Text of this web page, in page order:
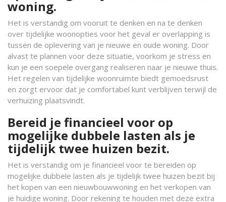
woning.
Het is verstandig om vooruit te denken en na te denken
over tijdelijke woonopties voor het geval er overlapping is
tussen de oplevering van je nieuwe en oude woning. Door
alvast te plannen voor deze situatie, voorkom je stress en
kun je een soepele overgang realiseren naar je nieuwe thuis.
Het regelen van tijdelijke woonruimte biedt gemoedsrust
en zorgt ervoor dat je comfortabel kunt verblijven terwijl de
verhuizing plaatsvindt.
Bereid je financieel voor op
mogelijke dubbele lasten als je
tijdelijk twee huizen bezit.
Het is verstandig om je financieel voor te bereiden op
mogelijke dubbele lasten als je tijdelijk twee huizen bezit bij
het kopen van een nieuwbouwwoning en het verkopen van
je huidige woning. Door rekening te houden met deze extra